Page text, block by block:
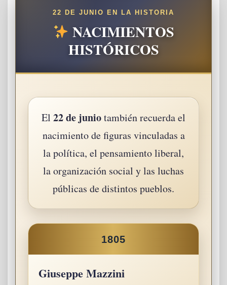
22 DE JUNIO EN LA HISTORIA
NACIMIENTOS
HISTÓRICOS
El 22 de juniotambién recuerda el
nacimiento de figuras vinculadas a
la política, el pensamiento liberal,
la organización social y las luchas
públicas de distintos pueblos.
1805
Giuseppe Mazzini